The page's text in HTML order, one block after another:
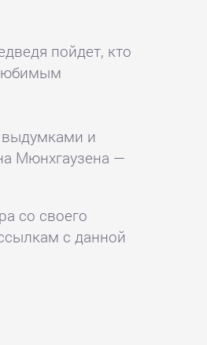
пойдет, кто
выдумками и
Мюнхгаузена —
со своего
с данной